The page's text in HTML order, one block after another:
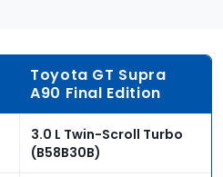
Toyota GT Supra
A90 Final Edition
3.0 L Twin-Scroll Turbo
(B58B30B)